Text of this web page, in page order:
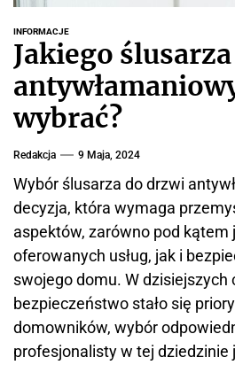
a
INFORMACJE
Jakiego
wybrać?
Redakcja 9 Maja, 2024
Wybór ślusarza do drzwi
decyzja, która wymaga
aspektów, zarówno pod kątem
oferowanych usług, jak i
swojego domu. W dzisiejszych
bezpieczeństwo stało się
domowników, wybór
profesjonalisty w tej dziedzinie